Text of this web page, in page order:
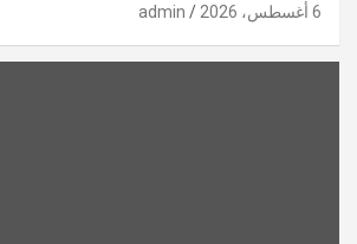
6 أغسطس، 2026 admin